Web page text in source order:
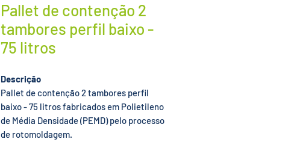
Pallet de contenção 2
tambores perfil baixo -
75 litros
Descrição
Pallet de contenção 2 tambores perfil
baixo - 75 litros fabricados em Polietileno
de Média Densidade (PEMD) pelo processo
de rotomoldagem.